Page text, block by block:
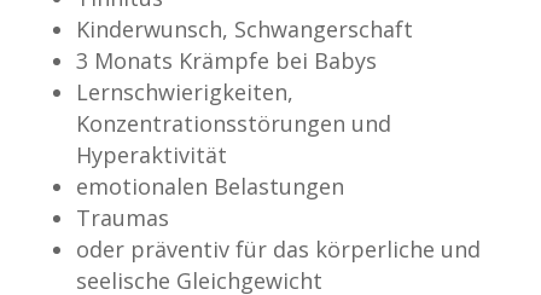
Kinderwunsch, Schwangerschaft
3 Monats Krämpfe bei Babys
Lernschwierigkeiten,
Konzentrationsstörungen und
Hyperaktivität
emotionalen Belastungen
Traumas
oder präventiv für das körperliche und
seelische Gleichgewicht